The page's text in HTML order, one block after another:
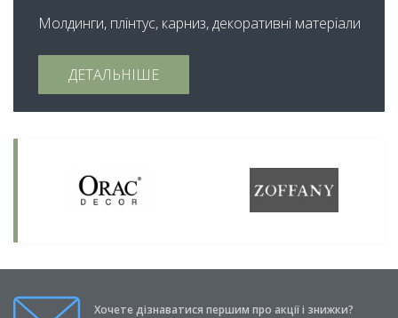
Молдинги, плінтус, карниз, декоративні матеріали
ДЕТАЛЬНІШЕ
Хочете дізнаватися першим про акції і знижки?